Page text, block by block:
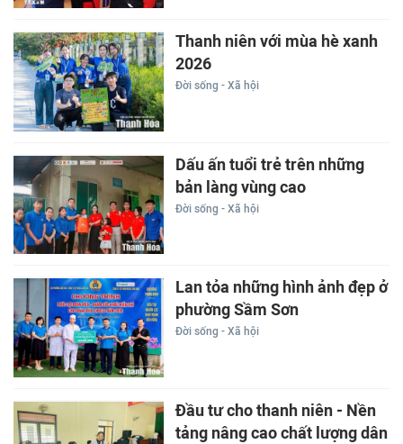
Thanh niên với mùa hè xanh
2026
Đời sống - Xã hội
Dấu ấn tuổi trẻ trên những
bản làng vùng cao
Đời sống - Xã hội
Lan tỏa những hình ảnh đẹp ở
phường Sầm Sơn
Đời sống - Xã hội
Đầu tư cho thanh niên - Nền
tảng nâng cao chất lượng dân